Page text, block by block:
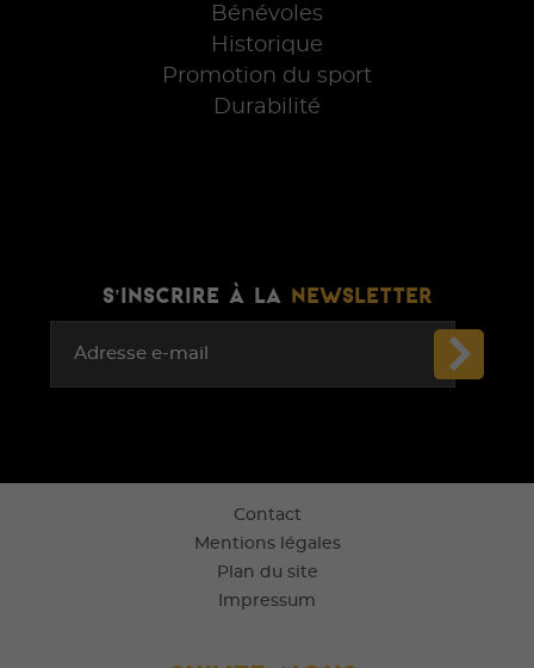
Bénévoles
Historique
Promotion du sport
Durabilité
S'INSCRIRE À LA NEWSLETTER
Adresse e-mail
Contact
Mentions légales
Plan du site
Impressum